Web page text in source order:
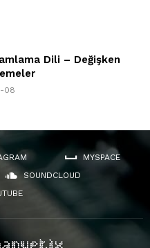
Dili – Değişken
08
MYSPACE
SOUNDCLOUD